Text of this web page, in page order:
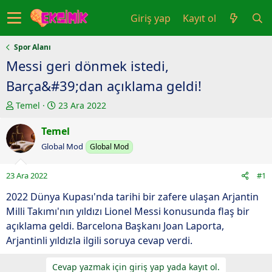
Giriş yap Kayıt ol
Spor Alanı
Messi geri dönmek istedi,
Barça&#39;dan açıklama geldi!
K
n
u
y
u
b
a
ş
a
t
Temel
B
ş
l
ı
ç
a
r
23 Ara 2022
Temel
Global Mod Global Mod
23 Ara 2022 #1
2022 Dünya Kupası'nda tarihi bir zafere ulaşan Arjantin
Milli Takımı'nın yıldızı Lionel Messi konusunda flaş bir
açıklama geldi. Barcelona Başkanı Joan Laporta,
Arjantinli yıldızla ilgili soruya cevap verdi.
Cevap yazmak için giriş yap yada kayıt ol.